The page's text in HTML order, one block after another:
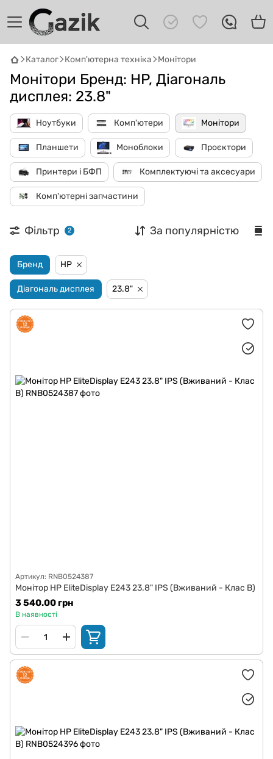
Каталог Комп'ютерна техніка Монітори
Монітори Бренд: HP, Діагональ
дисплея: 23.8"
Ноутбуки Комп'ютери Монітори
Планшети Моноблоки Проєктори
Принтери і БФП Комплектуючі та аксесуари
Комп'ютерні запчастини
Фільтр 2 За популярністю
Бренд HP
Діагональ дисплея 23.8"
Артикул: RNB0524387
Монітор HP EliteDisplay E243 23.8" IPS (Вживаний - Клас B)
3 540.00 грн
В наявності
GAZIKAI
Онлайн · пошук техніки
Привіт! 👋 Я Gazik AI — допоможу
підібрати вживану комп'ютерну техніку.